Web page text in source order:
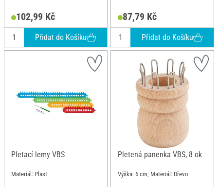
102,99 Kč
Přidat do Košíku
87,79 Kč
Přidat do Košíku
Pletací lemy VBS
Materiál: Plast
Pletená panenka VBS, 8 ok
Výška: 6 cm; Materiál: Dřevo